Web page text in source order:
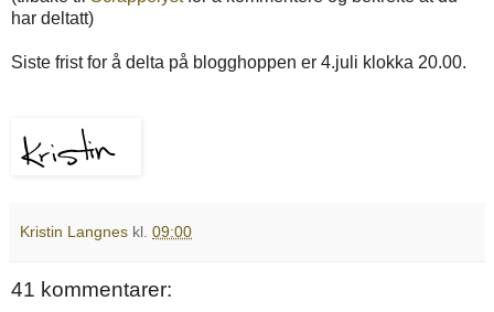
har deltatt)
Siste frist for å delta på blogghoppen er 4.juli klokka 20.00.
Kristin Langnes kl. 09:00
41 kommentarer: